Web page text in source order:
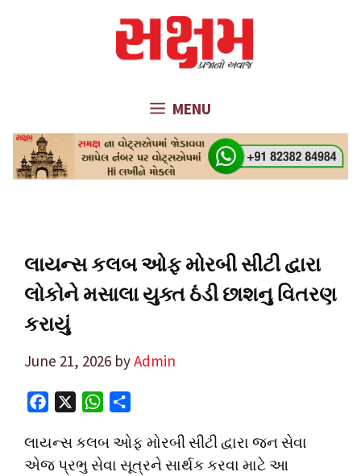
MENU
લાયન્સ કલબ ઓફ મોરબી સીટી દ્વારા
લોકોને મસાલા યુક્ત ઠંડી છાશનુ વિતરણ
કરાયું
June 21, 2026 byAdmin
c
e
a
t
a
r
લાયન્સ કલબ ઓફ મોરબી સીટી દ્વારા જન સેવા
એજ પ્રભુ સેવા સૂત્રને સાર્થક કરવા માટે આ